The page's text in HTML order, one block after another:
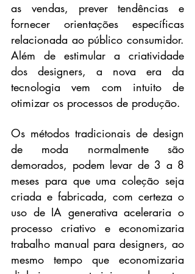
as vendas, prever tendências e
fornecer orientações específicas
relacionada ao público consumidor.
Além de estimular a criatividade
dos designers, a nova era da
tecnologia vem com intuito de
otimizar os processos de produção.
Os métodos tradicionais de design
de moda normalmente são
demorados, podem levar de 3 a 8
meses para que uma coleção seja
criada e fabricada, com certeza o
uso de IA generativa aceleraria o
processo criativo e economizaria
trabalho manual para designers, ao
mesmo tempo que economizaria